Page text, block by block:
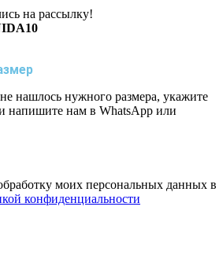
на рассылку!
нашлось нужного размера, укажите
напишите нам в WhatsApp или
моих персональных данных в
конфиденциальности